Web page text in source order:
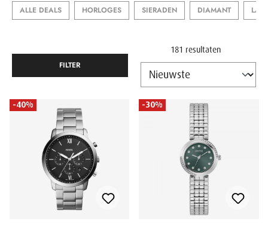
ALLE DEALS HORLOGES SIERADEN DIAMANT LAB
FILTER
181 resultaten
-40% -30%